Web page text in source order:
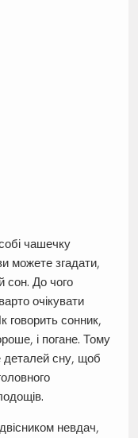
чашечку
можете згадати,
сон. До чого
очікувати
говорить сонник,
і погане. Тому
деталей сну, щоб
невдач,